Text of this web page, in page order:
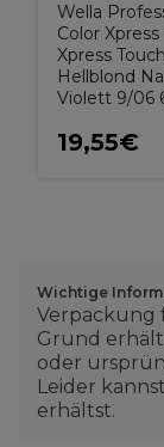
Wella
Color
Xpress
Hellblond
Violett 9/06
19,55€
Wichtige
Verpackung
Grund
oder
Leider
erhältst.